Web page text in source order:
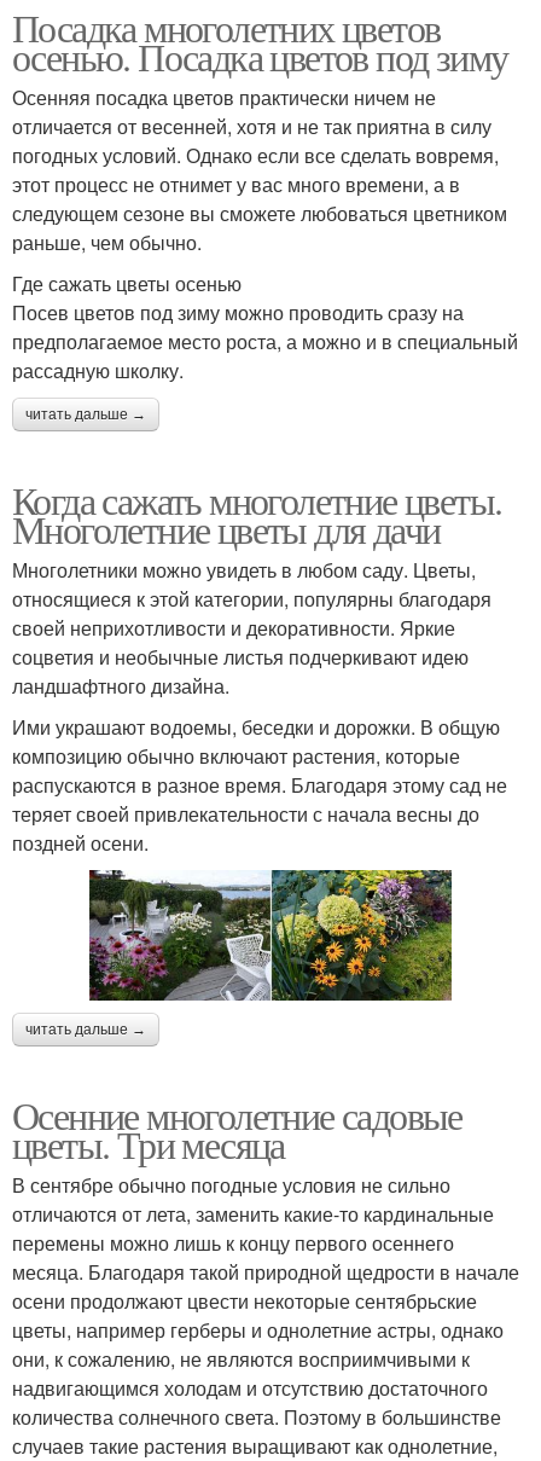
Посадка многолетних цветов
осенью. Посадка цветов под зиму
Осенняя посадка цветов практически ничем не
отличается от весенней, хотя и не так приятна в силу
погодных условий. Однако если все сделать вовремя,
этот процесс не отнимет у вас много времени, а в
следующем сезоне вы сможете любоваться цветником
раньше, чем обычно.
Где сажать цветы осенью
Посев цветов под зиму можно проводить сразу на
предполагаемое место роста, а можно и в специальный
рассадную школку.
читать дальше →
Когда сажать многолетние цветы.
Многолетние цветы для дачи
Многолетники можно увидеть в любом саду. Цветы,
относящиеся к этой категории, популярны благодаря
своей неприхотливости и декоративности. Яркие
соцветия и необычные листья подчеркивают идею
ландшафтного дизайна.
Ими украшают водоемы, беседки и дорожки. В общую
композицию обычно включают растения, которые
распускаются в разное время. Благодаря этому сад не
теряет своей привлекательности с начала весны до
поздней осени.
читать дальше →
Осенние многолетние садовые
цветы. Три месяца
В сентябре обычно погодные условия не сильно
отличаются от лета, заменить какие-то кардинальные
перемены можно лишь к концу первого осеннего
месяца. Благодаря такой природной щедрости в начале
осени продолжают цвести некоторые сентябрьские
цветы, например герберы и однолетние астры, однако
они, к сожалению, не являются восприимчивыми к
надвигающимся холодам и отсутствию достаточного
количества солнечного света. Поэтому в большинстве
случаев такие растения выращивают как однолетние,